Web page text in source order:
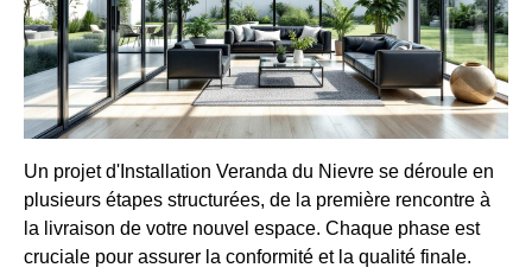
Un projet d'Installation Veranda du Nievre se déroule en
plusieurs étapes structurées, de la première rencontre à
la livraison de votre nouvel espace. Chaque phase est
cruciale pour assurer la conformité et la qualité finale.